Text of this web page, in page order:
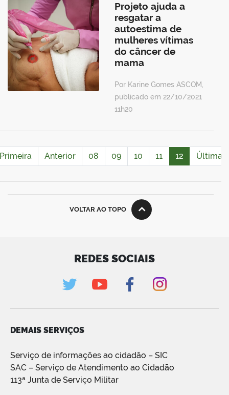
Projeto ajuda a
resgatar a
autoestima de
mulheres vítimas
do câncer de
mama
Por Karine Gomes ASCOM,
publicado em 22/10/2021
11h20
Anterior 08 09 10 11 12 Última
VOLTAR AO TOPO
REDES SOCIAIS
DEMAIS SERVIÇOS
Serviço de informações ao cidadão – SIC
SAC – Serviço de Atendimento ao Cidadão
113ª Junta de Serviço Militar